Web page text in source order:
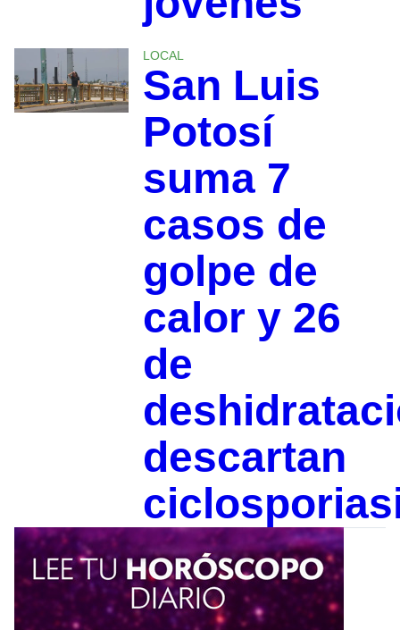
LOCAL
San Luis
Potosí
suma 7
casos de
golpe de
calor y 26
de
descartan